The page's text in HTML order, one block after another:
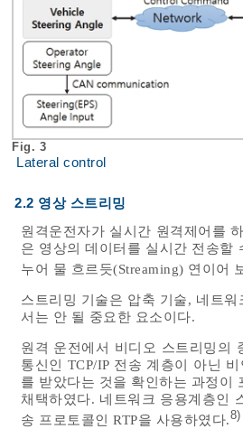
Fig. 3
Lateral control
2.2 영상 스트리밍
원격운전자가 실시간 원격제어를
은 영상의 데이터를 실시간 전송할
누어 물 흐르듯(Streaming) 연이어
스트리밍 기술은 압축 기술, 네트
서는 안 될 중요한 요소이다.
원격 운전에서 비디오 스트리밍의
통신인 TCP/IP 전송 계층이 아닌
를 받았다는 것을 확인하는 과정이
채택하였다. 네트워크 응용계층인
송 프로토콜인 RTP을 사용하였다.8)